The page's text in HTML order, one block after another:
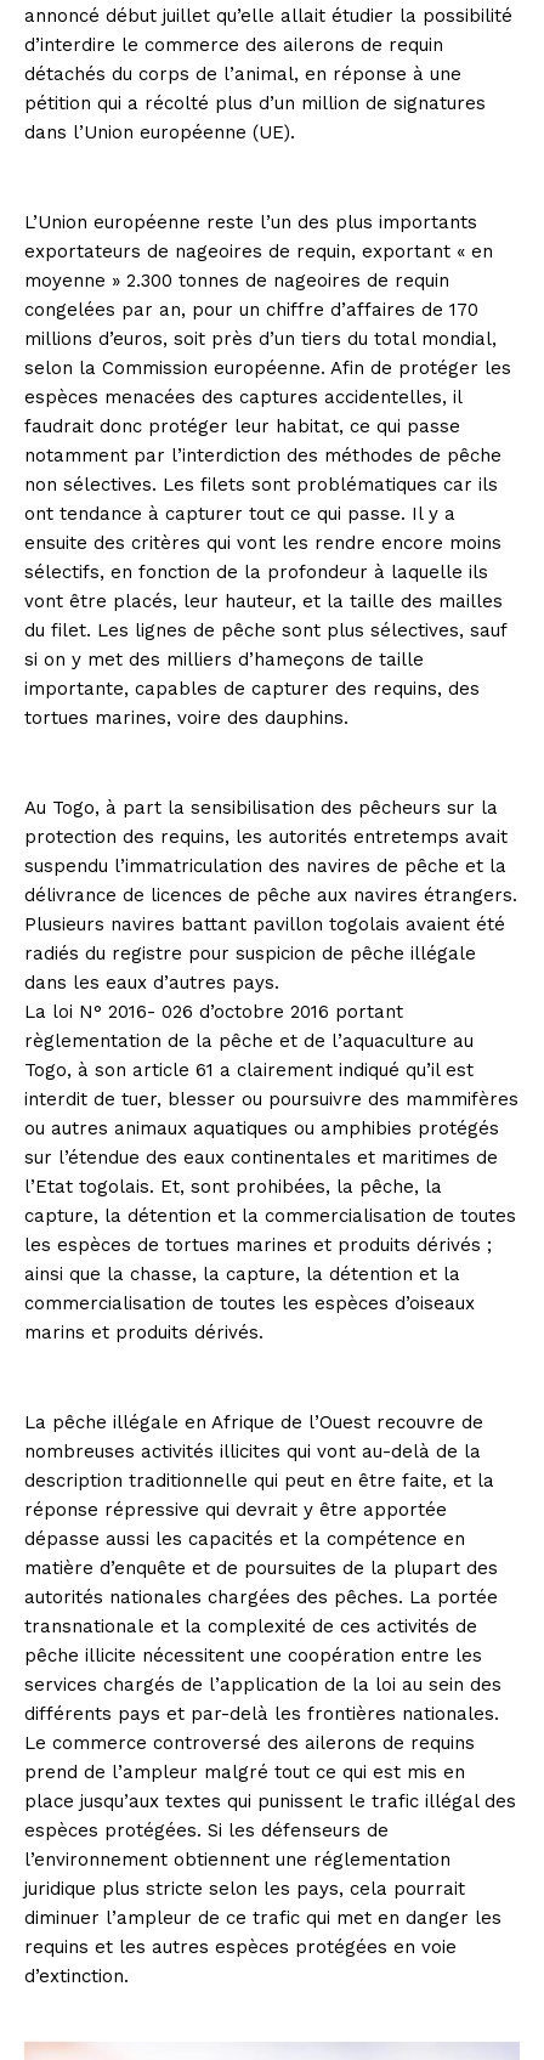
annoncé début juillet qu’elle allait étudier la possibilité
d’interdire le commerce des ailerons de requin
détachés du corps de l’animal, en réponse à une
pétition qui a récolté plus d’un million de signatures
dans l’Union européenne (UE).
L’Union européenne reste l’un des plus importants
exportateurs de nageoires de requin, exportant « en
moyenne » 2.300 tonnes de nageoires de requin
congelées par an, pour un chiffre d’affaires de 170
millions d’euros, soit près d’un tiers du total mondial,
selon la Commission européenne. Afin de protéger les
espèces menacées des captures accidentelles, il
faudrait donc protéger leur habitat, ce qui passe
notamment par l’interdiction des méthodes de pêche
non sélectives. Les filets sont problématiques car ils
ont tendance à capturer tout ce qui passe. Il y a
ensuite des critères qui vont les rendre encore moins
sélectifs, en fonction de la profondeur à laquelle ils
vont être placés, leur hauteur, et la taille des mailles
du filet. Les lignes de pêche sont plus sélectives, sauf
si on y met des milliers d’hameçons de taille
importante, capables de capturer des requins, des
tortues marines, voire des dauphins.
Au Togo, à part la sensibilisation des pêcheurs sur la
protection des requins, les autorités entretemps avait
suspendu l’immatriculation des navires de pêche et la
délivrance de licences de pêche aux navires étrangers.
Plusieurs navires battant pavillon togolais avaient été
radiés du registre pour suspicion de pêche illégale
dans les eaux d’autres pays.
La loi N° 2016- 026 d’octobre 2016 portant
règlementation de la pêche et de l’aquaculture au
Togo, à son article 61 a clairement indiqué qu’il est
interdit de tuer, blesser ou poursuivre des mammifères
ou autres animaux aquatiques ou amphibies protégés
sur l’étendue des eaux continentales et maritimes de
l’Etat togolais. Et, sont prohibées, la pêche, la
capture, la détention et la commercialisation de toutes
les espèces de tortues marines et produits dérivés ;
ainsi que la chasse, la capture, la détention et la
commercialisation de toutes les espèces d’oiseaux
marins et produits dérivés.
La pêche illégale en Afrique de l’Ouest recouvre de
nombreuses activités illicites qui vont au-delà de la
description traditionnelle qui peut en être faite, et la
réponse répressive qui devrait y être apportée
dépasse aussi les capacités et la compétence en
matière d’enquête et de poursuites de la plupart des
autorités nationales chargées des pêches. La portée
transnationale et la complexité de ces activités de
pêche illicite nécessitent une coopération entre les
services chargés de l’application de la loi au sein des
différents pays et par-delà les frontières nationales.
Le commerce controversé des ailerons de requins
prend de l’ampleur malgré tout ce qui est mis en
place jusqu’aux textes qui punissent le trafic illégal des
espèces protégées. Si les défenseurs de
l’environnement obtiennent une réglementation
juridique plus stricte selon les pays, cela pourrait
diminuer l’ampleur de ce trafic qui met en danger les
requins et les autres espèces protégées en voie
d’extinction.